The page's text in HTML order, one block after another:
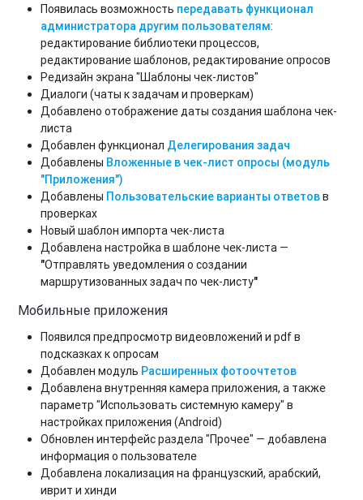
Появилась возможность передавать функционал
администратора другим пользователям:
редактирование библиотеки процессов,
редактирование шаблонов, редактирование опросов
Редизайн экрана "Шаблоны чек-листов"
Диалоги (чаты к задачам и проверкам)
Добавлено отображение даты создания шаблона чек-
листа
Добавлен функционал Делегирования задач
Добавлены Вложенные в чек-лист опросы (модуль
"Приложения")
Добавлены Пользовательские варианты ответовв
проверках
Новый шаблон импорта чек-листа
Добавлена настройка в шаблоне чек-листа —
"Отправлять уведомления о создании
маршрутизованных задач по чек-листу"
Мобильные приложения
Появился предпросмотр видеовложений и pdf в
подсказках к опросам
Добавлен модуль Расширенных фотоочтетов
Добавлена внутренняя камера приложения, а также
параметр "Использовать системную камеру" в
настройках приложения (Android)
Обновлен интерфейс раздела "Прочее" — добавлена
информация о пользователе
Добавлена локализация на французский, арабский,
иврит и хинди